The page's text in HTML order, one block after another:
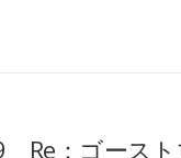
Re：ゴースト